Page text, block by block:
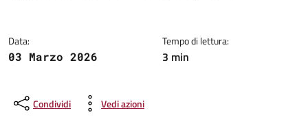
Data:
03 Marzo 2026
Tempo di lettura:
3 min
Condividi Vedi azioni